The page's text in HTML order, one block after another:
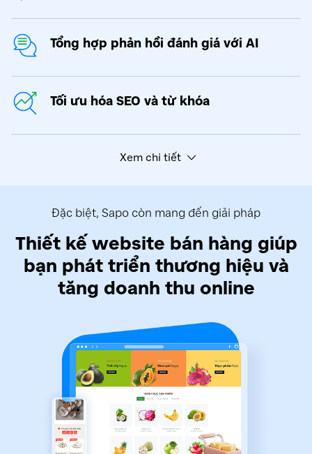
Tổng hợp phản hồi đánh giá với AI
Tối ưu hóa SEO và từ khóa
Xem chi tiết
Đặc biệt, Sapo còn mang đến giải pháp
Thiết kế website bán hàng giúp
bạn phát triển thương hiệu và
tăng doanh thu online